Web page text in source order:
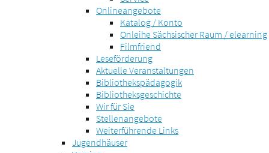
Onlineangebote
Katalog / Konto
Onleihe Sächsischer Raum / elearning
Filmfriend
Leseförderung
Aktuelle Veranstaltungen
Bibliothekspädagogik
Bibliotheksgeschichte
Wir für Sie
Stellenangebote
Weiterführende Links
Jugendhäuser